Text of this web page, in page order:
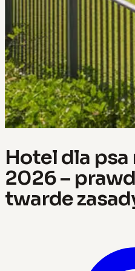
Hotel dla
2026 –
twarde